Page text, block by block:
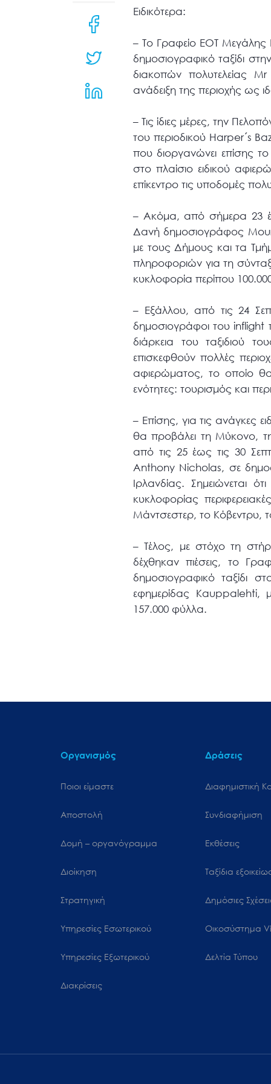
Ειδικότερα:
– Το Γραφείο ΕΟΤ Μεγάλης
δημοσιογραφικό ταξίδι
διακοπών πολυτελείας
ανάδειξη της περιοχής ως
– Τις ίδιες μέρες, την
του περιοδικού Harper´s
που διοργανώνει επίσης
στο πλαίσιο ειδικού
επίκεντρο τις υποδομές
– Ακόμα, από σήμερα 23
Δανή δημοσιογράφος
με τους Δήμους και τα
πληροφοριών για τη
κυκλοφορία περίπου
– Εξάλλου, από τις 24
δημοσιογράφοι του inflight
διάρκεια του ταξιδιού
επισκεφθούν πολλές
αφιερώματος, το οποίο θα
ενότητες: τουρισμός και
– Επίσης, για τις ανάγκες
θα προβάλει τη Μύκονο,
από τις 25 έως τις 30
Anthony Nicholas, σε
Ιρλανδίας. Σημειώνεται
κυκλοφορίας
Μάντσεστερ, το Κόβεντρυ,
– Τέλος, με στόχο τη
δέχθηκαν πιέσεις, το
δημοσιογραφικό ταξίδι
εφημερίδας Kauppalehti,
157.000 φύλλα.
Οργανισμός
Ποιοι είμαστε
Αποστολή
Δομή – οργανόγραμμα
Διοίκηση
Στρατηγική
Υπηρεσίες Εσωτερικού
Υπηρεσίες Εξωτερικού
Διακρίσεις
Δράσεις
Διαφημιστική
Συνδιαφήμιση
Εκθέσεις
Ταξίδια
Δημόσιες
Oικοσύστημα
Δελτία Τύπου